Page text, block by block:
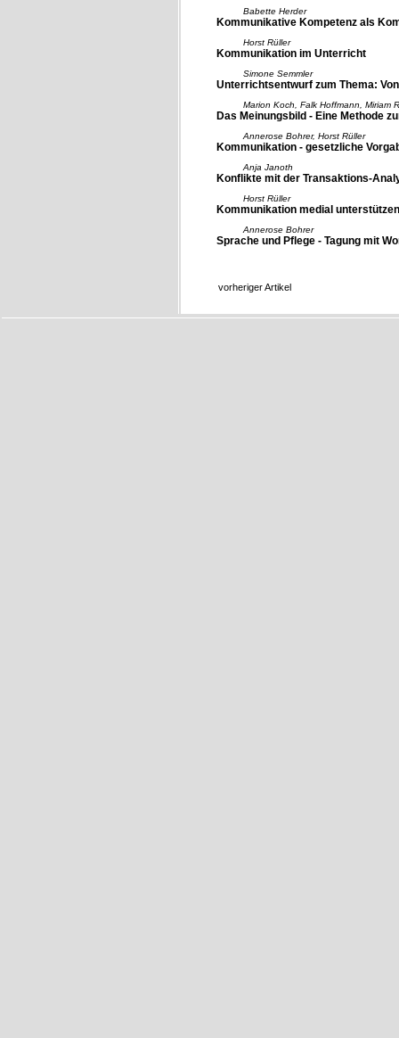
Babette Herder
Kommunikative Kompetenz als
Horst Rüller
Kommunikation im Unterricht
Simone Semmler
Unterrichtsentwurf zum Thema:
Marion Koch, Falk Hoffmann, Miriam
Das Meinungsbild - Eine Methode
Annerose Bohrer, Horst Rüller
Kommunikation - gesetzliche
Anja Janoth
Konflikte mit der Transaktions-
Horst Rüller
Kommunikation medial
Annerose Bohrer
Sprache und Pflege - Tagung mit
vorheriger Artikel